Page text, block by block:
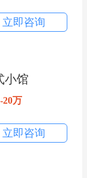
立即咨询
小馆
20万
立即咨询